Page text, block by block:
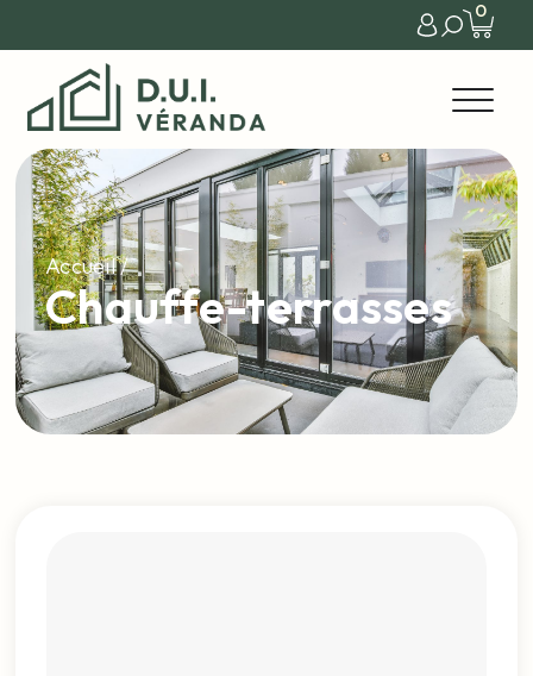
0
Accueil/
Chauffe-terrasses